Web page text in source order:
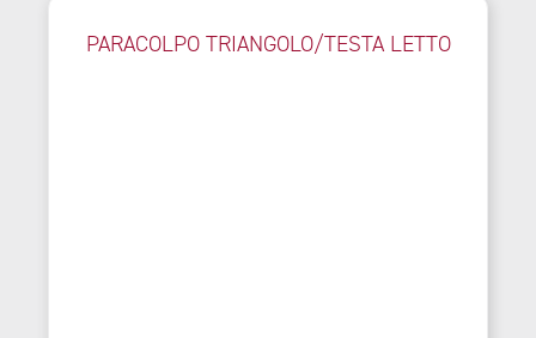
PARACOLPO TRIANGOLO/TESTA LETTO